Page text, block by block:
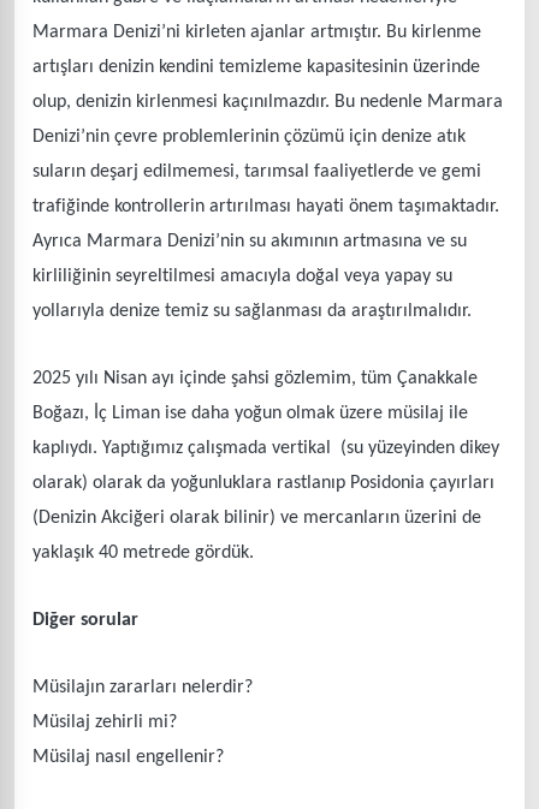
Marmara Denizi’ni kirleten ajanlar artmıştır. Bu kirlenme
artışları denizin kendini temizleme kapasitesinin üzerinde
olup, denizin kirlenmesi kaçınılmazdır. Bu nedenle Marmara
Denizi’nin çevre problemlerinin çözümü için denize atık
suların deşarj edilmemesi, tarımsal faaliyetlerde ve gemi
trafiğinde kontrollerin artırılması hayati önem taşımaktadır.
Ayrıca Marmara Denizi’nin su akımının artmasına ve su
kirliliğinin seyreltilmesi amacıyla doğal veya yapay su
yollarıyla denize temiz su sağlanması da araştırılmalıdır.
2025 yılı Nisan ayı içinde şahsi gözlemim, tüm Çanakkale
Boğazı, İç Liman ise daha yoğun olmak üzere müsilaj ile
kaplıydı. Yaptığımız çalışmada vertikal (su yüzeyinden dikey
olarak) olarak da yoğunluklara rastlanıp Posidonia çayırları
(Denizin Akciğeri olarak bilinir) ve mercanların üzerini de
yaklaşık 40 metrede gördük.
Diğer sorular
Müsilajın zararları nelerdir?
Müsilaj zehirli mi?
Müsilaj nasıl engellenir?